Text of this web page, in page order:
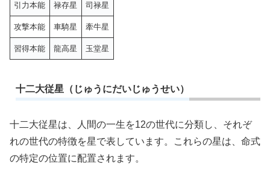
引力本能 禄存星 司禄星
攻撃本能 車騎星 牽牛星
習得本能 龍高星 玉堂星
十二大従星（じゅうにだいじゅうせい）
十二大従星は、人間の一生を12の世代に分類し、それぞ
れの世代の特徴を星で表しています。これらの星は、命式
の特定の位置に配置されます。